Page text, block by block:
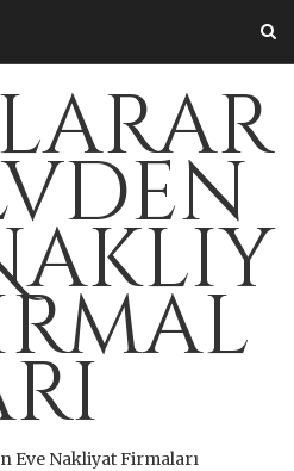
Eve Nakliyat Firmaları